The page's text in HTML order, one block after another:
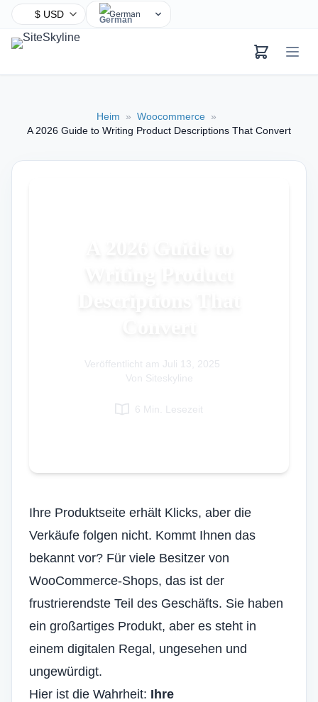
German
Arabic
Danish
Heim » Woocommerce »
A 2026 Guide to Writing Product Descriptions That Convert
Veröffentlicht am Juli 13, 2025
Von Siteskyline
6 Min. Lesezeit
Ihre Produktseite erhält Klicks, aber die
Verkäufe folgen nicht. Kommt Ihnen das
bekannt vor? Für viele Besitzer von
WooCommerce-Shops, das ist der
frustrierendste Teil des Geschäfts. Sie haben
ein großartiges Produkt, aber es steht in
einem digitalen Regal, ungesehen und
ungewürdigt.
Hier ist die Wahrheit: Ihre